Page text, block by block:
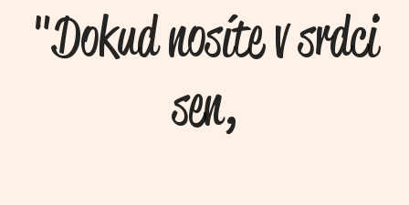
"Dokud nosíte v srdci
sen,